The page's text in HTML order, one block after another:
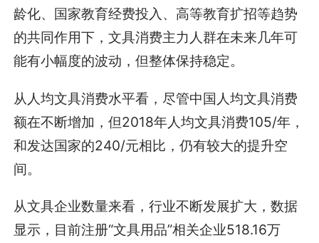
龄化、国家教育经费投入、高等教育扩招等趋势
的共同作用下，文具消费主力人群在未来几年可
能有小幅度的波动，但整体保持稳定。
从人均文具消费水平看，尽管中国人均文具消费
额在不断增加，但2018年人均文具消费105/年，
和发达国家的240/元相比，仍有较大的提升空
间。
从文具企业数量来看，行业不断发展扩大，数据
显示，目前注册“文具用品”相关企业518.16万